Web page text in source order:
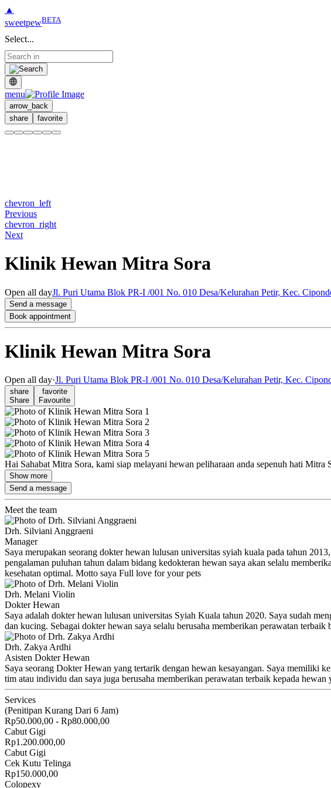
▲
sweetpewBETA
Select...
menu
arrow_back
share
favorite
chevron_left
Previous
chevron_right
Next
Klinik Hewan Mitra Sora
Open all dayJl. Puri Utama Blok PR-I /001 No. 010 Desa/Kelurahan Petir, Kec.
Send a message
Book appointment
Klinik Hewan Mitra Sora
Open all day·Jl. Puri Utama Blok PR-I /001 No. 010 Desa/Kelurahan Petir, Kec.
share
Share
favorite
Favourite
Hai Sahabat Mitra Sora, kami siap melayani hewan peliharaan anda sepenuh hati
Show more
Send a message
Meet the team
Drh. Silviani Anggraeni
Manager
Saya merupakan seorang dokter hewan lulusan universitas syiah kuala pada tahun
pengalaman puluhan tahun dalam bidang kedokteran hewan saya akan selalu
kesehatan optimal. Motto saya Full love for your pets
Drh. Melani Violin
Dokter Hewan
Saya adalah dokter hewan lulusan universitas Syiah Kuala tahun 2020. Saya sudah
dan kucing. Sebagai dokter hewan saya selalu berusaha memberikan perawatan
Drh. Zakya Ardhi
Asisten Dokter Hewan
Saya seorang Dokter Hewan yang tertarik dengan hewan kesayangan. Saya memiliki
tim atau individu dan saya juga berusaha memberikan perawatan terbaik kepada hewan
Services
(Penitipan Kurang Dari 6 Jam)
Rp50.000,00 - Rp80.000,00
Cabut Gigi
Rp1.200.000,00
Cabut Gigi
Cek Kutu Telinga
Rp150.000,00
Colopexy